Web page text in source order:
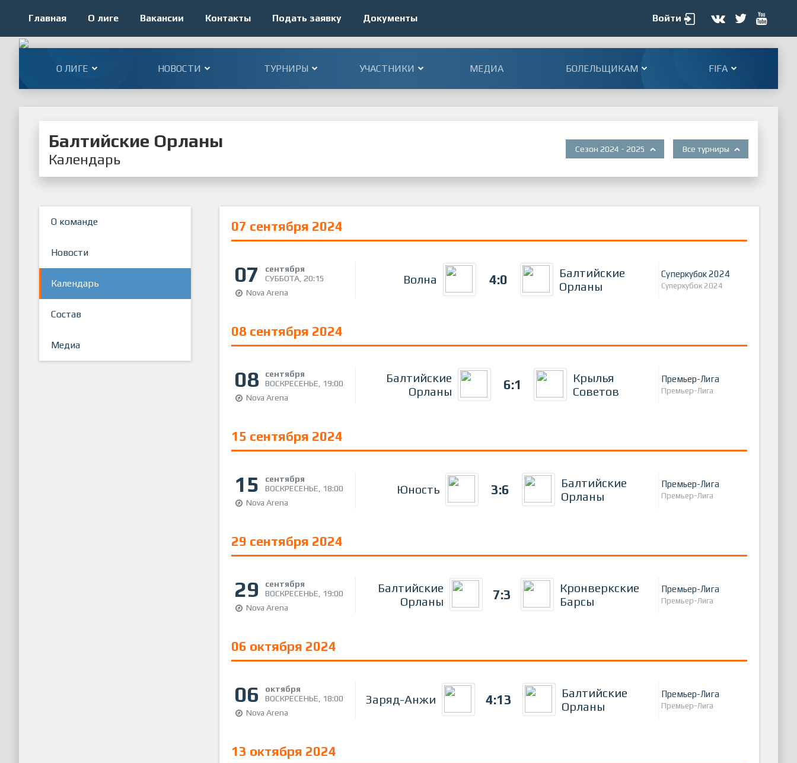
Главная О лиге Вакансии Контакты Подать заявку Документы Войти
О ЛИГЕ НОВОСТИ ТУРНИРЫ УЧАСТНИКИ МЕДИА БОЛЕЛЬЩИКАМ FIFA
Балтийские Орланы
Календарь
Сезон 2024 - 2025 Все турниры
О команде
Новости
Календарь
Состав
Медиа
07 сентября 2024
07
сентября
СУББОТА, 20:15
Nova Arena
Волна 4:0
Балтийские
Орланы
Суперкубок 2024
Суперкубок 2024
08 сентября 2024
08
сентября
ВОСКРЕСЕНЬЕ, 19:00
Nova Arena
Балтийские
Орланы
6:1
Крылья
Советов
Премьер-Лига
Премьер-Лига
15 сентября 2024
15
сентября
ВОСКРЕСЕНЬЕ, 18:00
Nova Arena
Юность 3:6
Балтийские
Орланы
Премьер-Лига
Премьер-Лига
29 сентября 2024
29
сентября
ВОСКРЕСЕНЬЕ, 19:00
Nova Arena
Балтийские
Орланы
7:3
Кронверкские
Барсы
Премьер-Лига
Премьер-Лига
06 октября 2024
06
октября
ВОСКРЕСЕНЬЕ, 18:00
Nova Arena
Заряд-Анжи 4:13
Балтийские
Орланы
Премьер-Лига
Премьер-Лига
13 октября 2024